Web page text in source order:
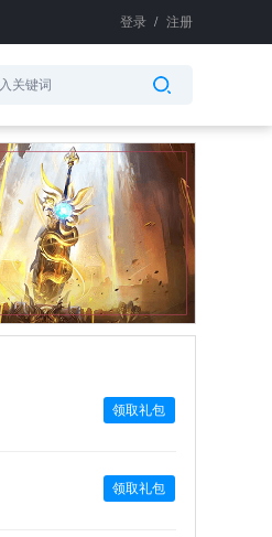
登录 / 注册
领取礼包
领取礼包